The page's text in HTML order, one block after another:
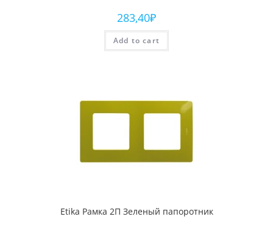
283,40₽
Add to cart
Etika Рамка 2П Зеленый папоротник